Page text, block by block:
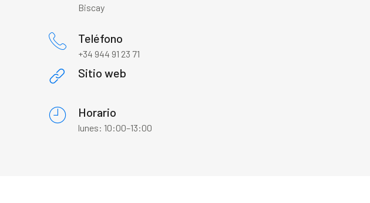
Biscay
Teléfono
+34 944 91 23 71
Sitio web
Horario
lunes: 10:00–13:00